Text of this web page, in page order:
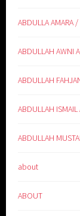
about
ABOUT